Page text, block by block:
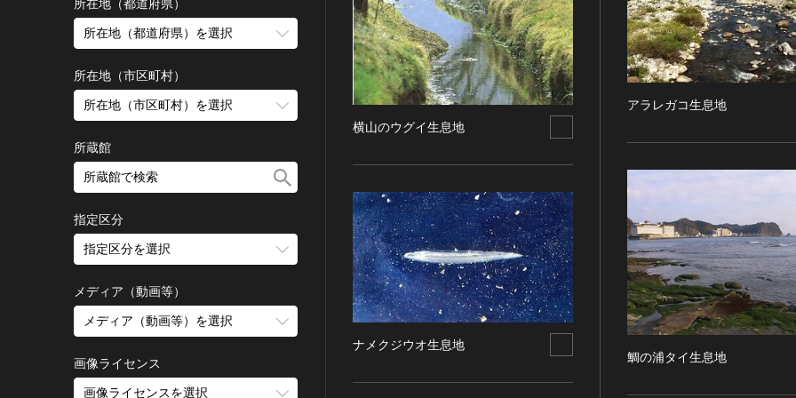
横山のウグイ生息地
ナメクジウオ生息地
アラレガコ生息地
鯛の浦タイ生息地
飛鳥 [日本]
奈良 [日本]
平安 [日本]
鎌倉 [日本]
室町 [日本]
安土・桃山 [日本]
明治 [日本]
大正 [日本]
昭和 [日本]
平成 [日本]
旧石器 [朝鮮半島]
宗教建築
城郭建築
住居建築
近世以前その他
近代その他
絵画
日本画
水彩
素描
その他
版画
銅版画
所在地（都道府県）
所在地（都道府県）を選択
所在地（市区町村）
所在地（市区町村）を選択
所蔵館
指定区分
指定区分を選択
国宝
重要文化財
登録有形文化財
重要無形文化財
登録無形文化財
メディア（動画等）
メディア（動画等）を選択
動画
高画質画像
画像ライセンス
画像ライセンスを選択